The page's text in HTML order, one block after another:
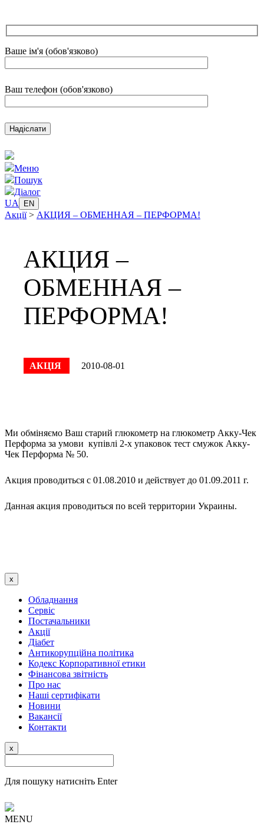
Ваше ім'я (обов'язково)
Ваш телефон (обов'язково)
Меню
Пошук
Діалог
UA
EN
Акції> АКЦИЯ – ОБМЕННАЯ – ПЕРФОРМА!
АКЦИЯ –
ОБМЕННАЯ –
ПЕРФОРМА!
АКЦІЯ 2010-08-01
Ми обміняємо Ваш старий глюкометр на глюкометр Акку-Чек
Перформа за умови купівлі 2-х упаковок тест смужок Акку-
Чек Перформа № 50.
Акция проводиться с 01.08.2010 и действует до 01.09.2011 г.
Данная акция проводиться по всей территории Украины.
x
Обладнання
Сервіс
Постачальники
Акції
Діабет
Антикорупційна політика
Кодекс Корпоративної етики
Фінансова звітність
Про нас
Наші сертифікати
Новини
Вакансії
Контакти
x
Для пошуку натисніть Enter
MENU